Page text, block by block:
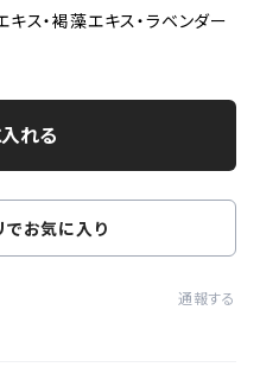
ス・褐藻エキス・ラベンダー
れる
でお気に入り
通報する